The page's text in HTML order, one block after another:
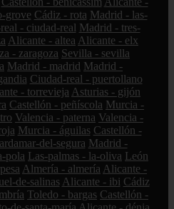
grove Cádiz - rota Madrid - las-
- ciudad-real Madrid - tres-
Alicante - altea Alicante - elx
- zaragoza Sevilla - sevilla
Madrid - madrid Madrid -
Ciudad-real - puertollano
- torrevieja Asturias - gijón
Castellón - peñíscola Murcia -
Valencia - paterna Valencia -
Murcia - águilas Castellón -
del-segura Madrid -
pola Las-palmas - la-oliva León
Almería - almería Alicante -
de-salinas Alicante - ibi Cádiz
Toledo - bargas Castellón -